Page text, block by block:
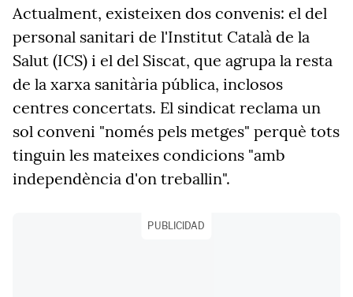
Actualment, existeixen dos convenis: el del
personal sanitari de l'Institut Català de la
Salut (ICS) i el del Siscat, que agrupa la resta
de la xarxa sanitària pública, inclosos
centres concertats. El sindicat reclama un
sol conveni "només pels metges" perquè tots
tinguin les mateixes condicions "amb
independència d'on treballin".
PUBLICIDAD